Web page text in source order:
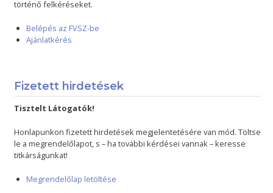
történő felkéréseket.
Belépés az FVSZ-be
Ajánlatkérés
Fizetett hirdetések
Tisztelt Látogatók!
Honlapunkon fizetett hirdetések megjelentetésére van mód. Töltse
le a megrendelőlapot, s – ha további kérdései vannak – keresse
titkárságunkat!
Megrendelőlap letöltése